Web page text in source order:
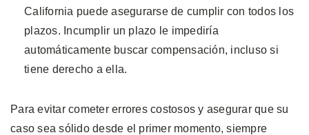
California puede asegurarse de cumplir con todos los
plazos. Incumplir un plazo le impediría
automáticamente buscar compensación, incluso si
tiene derecho a ella.
Para evitar cometer errores costosos y asegurar que su
caso sea sólido desde el primer momento, siempre